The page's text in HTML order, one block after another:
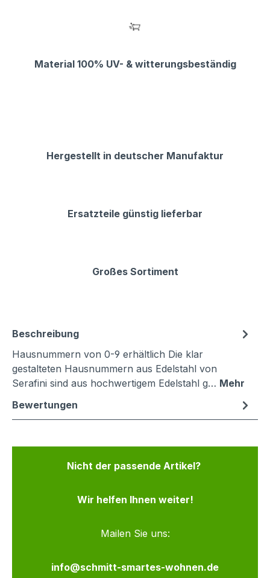
Material 100% UV- & witterungsbeständig
Hergestellt in deutscher Manufaktur
Ersatzteile günstig lieferbar
Großes Sortiment
Beschreibung
Hausnummern von 0-9 erhältlich Die klar
gestalteten Hausnummern aus Edelstahl von
Serafini sind aus hochwertigem Edelstahl g… Mehr
Bewertungen
Nicht der passende Artikel?
Wir helfen Ihnen weiter!
Mailen Sie uns:
info@schmitt-smartes-wohnen.de